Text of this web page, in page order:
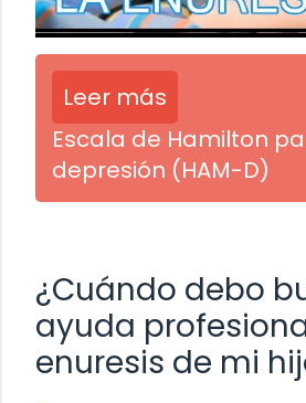
Leer más
Escala de Hamilton
depresión (HAM-D)
¿Cuándo debo
ayuda
enuresis de mi